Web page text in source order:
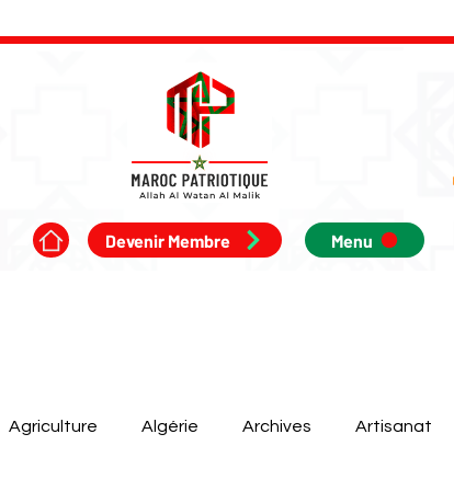
Devenir Membre Menu
Agriculture Algérie Archives Artisanat